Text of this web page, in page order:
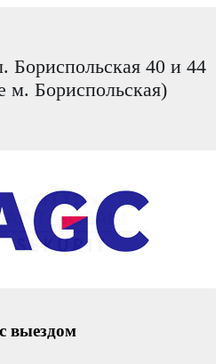
Бориспольская 40 и 44
м. Бориспольская)
выездом